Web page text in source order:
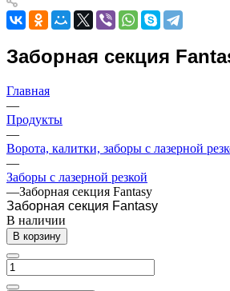
Заборная секция
Главная
—
Продукты
—
Ворота, калитки, заборы с лазерной
—
Заборы с лазерной резкой
—Заборная секция Fantasy
Заборная секция Fantasy
В наличии
В корзину